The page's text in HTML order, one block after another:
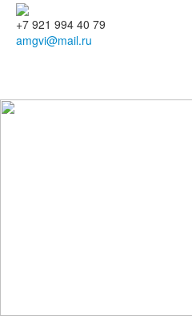
+7 921 994 40 79
amgvi@mail.ru